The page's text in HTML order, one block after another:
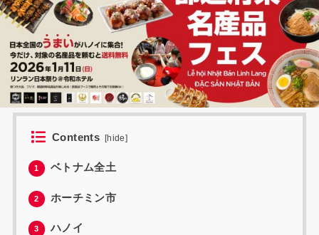
Contents [hide]
1 ベトナム全土
2 ホーチミン市
3 ハノイ